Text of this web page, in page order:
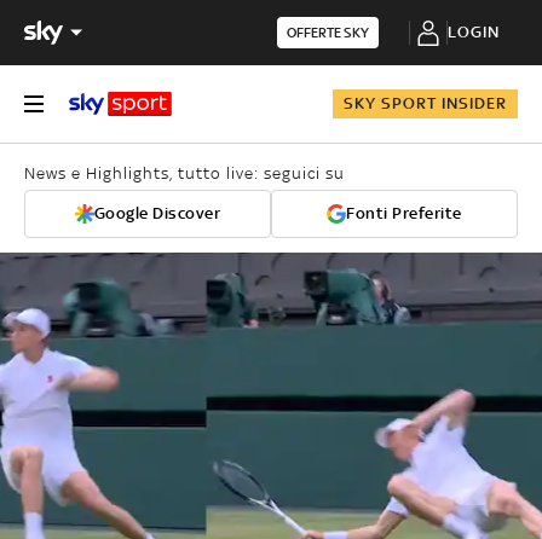
OFFERTE SKY LOGIN
SKY SPORT INSIDER
News e Highlights, tutto live: seguici su
Google Discover Fonti Preferite